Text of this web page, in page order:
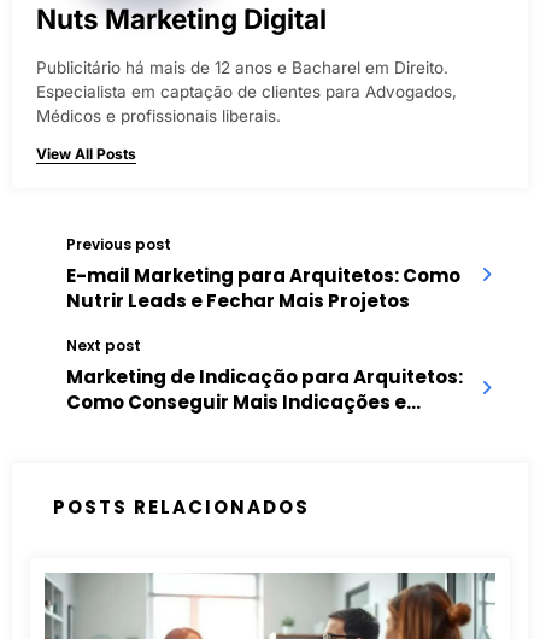
Nuts Marketing Digital
Publicitário há mais de 12 anos e Bacharel em Direito.
Especialista em captação de clientes para Advogados,
Médicos e profissionais liberais.
View All Posts
Previous post
E-mail Marketing para Arquitetos: Como
Nutrir Leads e Fechar Mais Projetos
Next post
Marketing de Indicação para Arquitetos:
Como Conseguir Mais Indicações e
POSTS RELACIONADOS